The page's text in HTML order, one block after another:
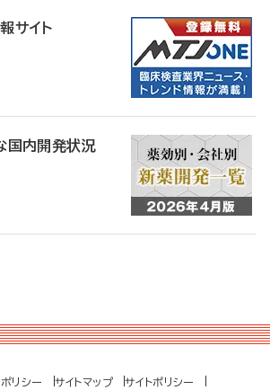
サイト
国内開発状況
リシー サイトマップ サイトポリシー